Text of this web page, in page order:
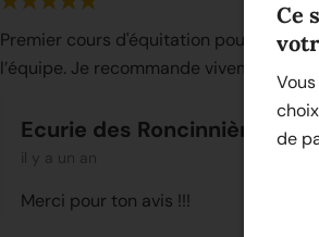
Premier cours d'équitation pour moi, et
l’équipe. Je recommande vivement
Ecurie des Roncinnières
il y a un an
Merci pour ton avis !!!
Ce
de